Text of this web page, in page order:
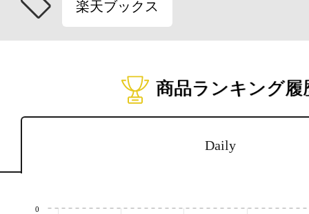
楽天ブックス
商品ランキング履
Daily
0